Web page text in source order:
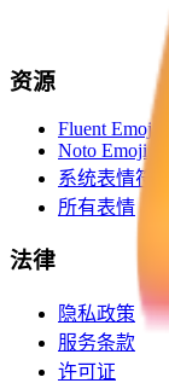
资源
Fluent Emoji
Noto Emoji
系统表情符号
所有表情
法律
隐私政策
服务条款
许可证